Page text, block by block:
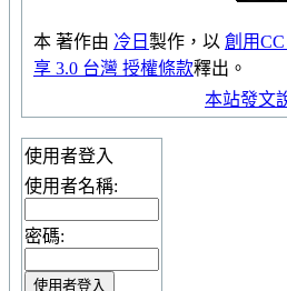
本 著作由 冷日 製作，以 創用
享 3.0 台灣 授權條款釋出。
本站發文
使用者登入
使用者名稱:
密碼: